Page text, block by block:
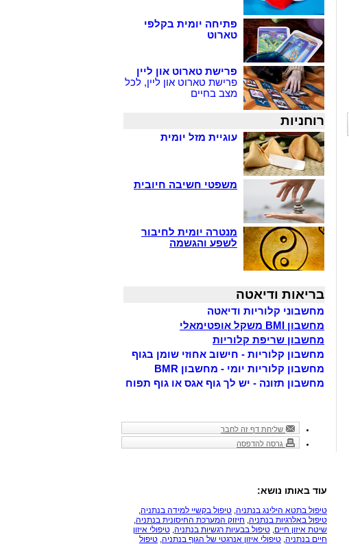
פתיחה יומית בקלפי
טארוט
פרישת טארוט און ליין
פרישת טארוט און ליין, לכל
מצב בחיים
רוחניות
עוגיית מזל יומית
משפטי חשיבה חיובית
מנטרה יומית לחיבור
לשפע והגשמה
בריאות ודיאטה
מחשבוני קלוריות ודיאטה
מחשבון BMI משקל אופטימאלי
מחשבון שריפת קלוריות
מחשבון קלוריות - חישוב אחוזי שומן בגוף
מחשבון קלוריות יומי - מחשבון BMR
מחשבון תזונה - יש לך גוף אגס או גוף תפוח
שליחת דף זה לחבר
גרסה להדפסה
עוד באותו נושא:
טיפול בתטא הילינג בנתניה, טיפול בקשיי למידה בנתניה,
טיפול באלרגיות בנתניה, חיזוק המערכת החיסונית בנתניה,
שיטת איזון חיים, טיפול בבעיות רגשיות בנתניה, טיפולי איזון
חיים בנתניה, טיפולי איזון אנרגטי של הגוף בנתניה, טיפול